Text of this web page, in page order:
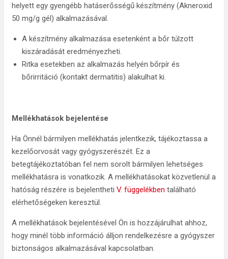
helyett egy gyengébb hatáserősségű készítmény (Akneroxid
50 mg/g gél) alkalmazásával.
A készítmény alkalmazása esetenként a bőr túlzott
kiszáradását eredményezheti.
Ritka esetekben az alkalmazás helyén bőrpír és
bőrirritáció (kontakt dermatitis) alakulhat ki.
Mellékhatások bejelentése
Ha Önnél bármilyen mellékhatás jelentkezik, tájékoztassa a
kezelőorvosát vagy gyógyszerészét. Ez a
betegtájékoztatóban fel nem sorolt bármilyen lehetséges
mellékhatásra is vonatkozik. A mellékhatásokat közvetlenül a
hatóság részére is bejelentheti V. függelékben található
elérhetőségeken keresztül.
A mellékhatások bejelentésével Ön is hozzájárulhat ahhoz,
hogy minél több információ álljon rendelkezésre a gyógyszer
biztonságos alkalmazásával kapcsolatban.